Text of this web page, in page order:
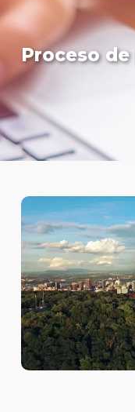
Proceso